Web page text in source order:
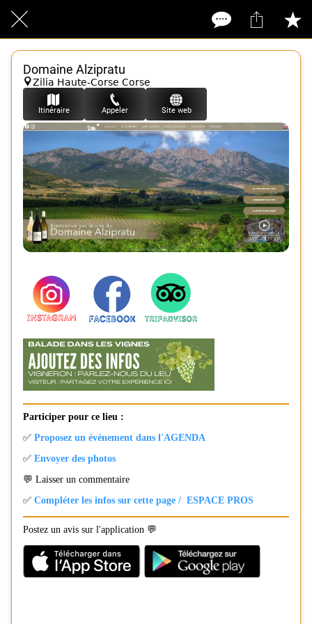
Domaine Alzipratu
Zilia Haute-Corse Corse
Itinéraire Appeler Site web
Participer pour ce lieu :
✅ Proposez un événement dans l'AGENDA
✅ Envoyer des photos
💬 Laisser un commentaire
✅ Compléter les infos sur cette page / ESPACE PROS
Postez un avis sur l'application 💬